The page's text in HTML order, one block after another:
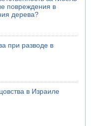
повреждения в
дерева?
при разводе в
в Израиле